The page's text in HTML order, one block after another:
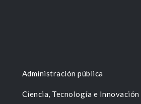
Administración pública
Ciencia, Tecnología e Innovación